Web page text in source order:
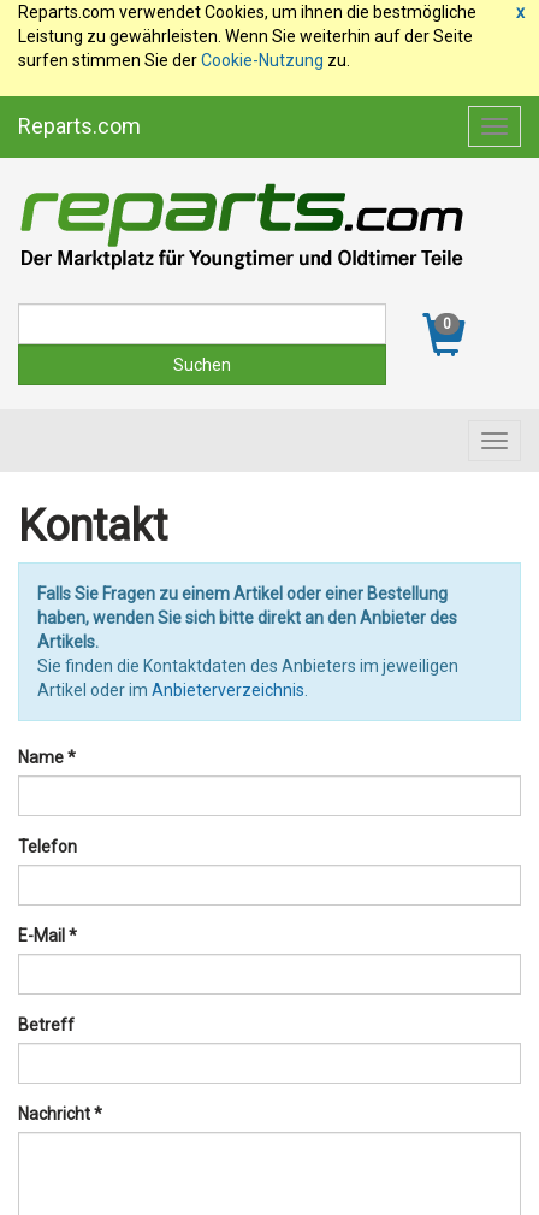
x
Reparts.com verwendet Cookies, um ihnen die bestmögliche
Leistung zu gewährleisten. Wenn Sie weiterhin auf der Seite
surfen stimmen Sie derCookie-Nutzung zu.
Reparts.com
0
Kontakt
Falls Sie Fragen zu einem Artikel oder einer Bestellung
haben, wenden Sie sich bitte direkt an den Anbieter des
Artikels.
Sie finden die Kontaktdaten des Anbieters im jeweiligen
Artikel oder im Anbieterverzeichnis
Name *
Telefon
E-Mail *
Betreff
Nachricht *